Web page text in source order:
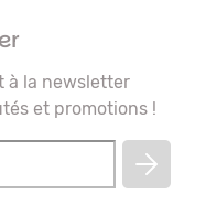
à la newsletter
et promotions !